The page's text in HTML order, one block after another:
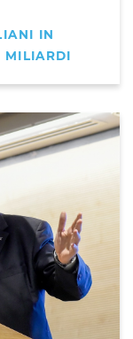
IN
MILIARDI